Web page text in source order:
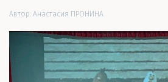
Автор: Анастасия ПРОНИНА